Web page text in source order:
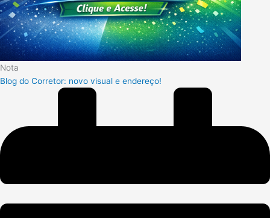
Nota
Blog do Corretor: novo visual e endereço!